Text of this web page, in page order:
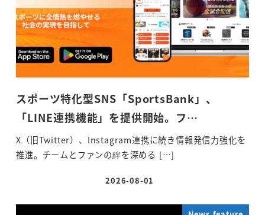
スポーツ特化型SNS「SportsBank」、
「LINE連携機能」を提供開始。フ…
X（旧Twitter）、Instagram連携に続き情報発信力強化を
推進。チームとファンの絆を深める […]
投稿日
2026-08-01